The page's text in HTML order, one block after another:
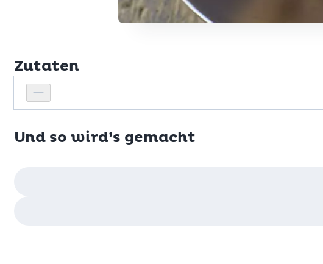
Zutaten
Personenanzahl verringern
Personenanzahl
Und so wird’s gemacht